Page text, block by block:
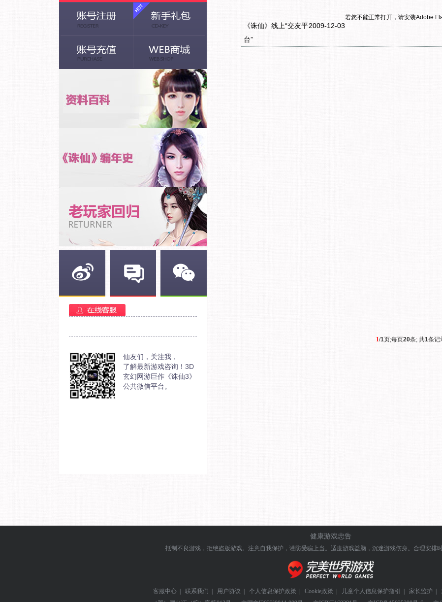
仙友们，关注我，
了解最新游戏咨询！3D
玄幻网游巨作《诛仙3》
公共微信平台。
若您不能正常打开，请安装Adobe
2009-12-03
《诛仙》线上“交友平
台”
1/1页;每页20条; 共1条记
健康游戏忠告
抵制不良游戏，拒绝盗版游戏。注意自我保护，谨防受骗上当。 适度游戏益脑，沉迷游戏伤身。合理安排
客服中心 | 联系我们 | 用户协议 | 个人信息保护政策 | Cookie政策 | 儿童个人信息保护指引 | 家长监护 |